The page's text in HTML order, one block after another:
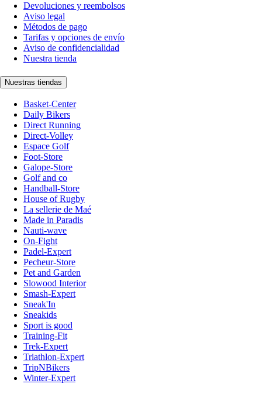
Devoluciones y reembolsos
Aviso legal
Métodos de pago
Tarifas y opciones de envío
Aviso de confidencialidad
Nuestra tienda
Nuestras tiendas
Basket-Center
Daily Bikers
Direct Running
Direct-Volley
Espace Golf
Foot-Store
Galope-Store
Golf and co
Handball-Store
House of Rugby
La sellerie de Maé
Made in Paradis
Nauti-wave
On-Fight
Padel-Expert
Pecheur-Store
Pet and Garden
Slowood Interior
Smash-Expert
Sneak'In
Sneakids
Sport is good
Training-Fit
Trek-Expert
Triathlon-Expert
TripNBikers
Winter-Expert